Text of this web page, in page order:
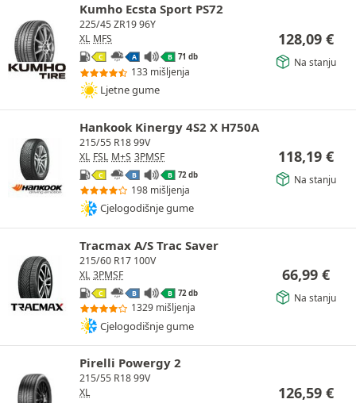
Kumho Ecsta Sport PS72
225/45 ZR19 96Y
XL MFS
C A B 71 db
133 mišljenja
Ljetne gume
128,09 €
Na stanju
Hankook Kinergy 4S2 X H750A
215/55 R18 99V
XL FSL M+S 3PMSF
C B B 72 db
198 mišljenja
Cjelogodišnje gume
118,19 €
Na stanju
Tracmax A/S Trac Saver
215/60 R17 100V
XL 3PMSF
C B B 72 db
1329 mišljenja
Cjelogodišnje gume
66,99 €
Na stanju
Pirelli Powergy 2
215/55 R18 99V
XL
126,59 €